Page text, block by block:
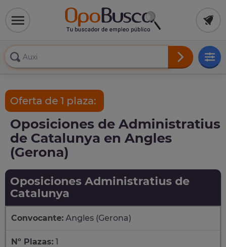
Oferta de 1 plaza:
Oposiciones de Administratius
de Catalunya en Angles
(Gerona)
Oposiciones Administratius de
Catalunya
Convocante: Angles (Gerona)
Nº Plazas: 1